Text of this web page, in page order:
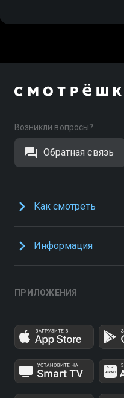
Возникли вопросы?
Обратная связь
Как смотреть
Информация
ПРИЛОЖЕНИЯ